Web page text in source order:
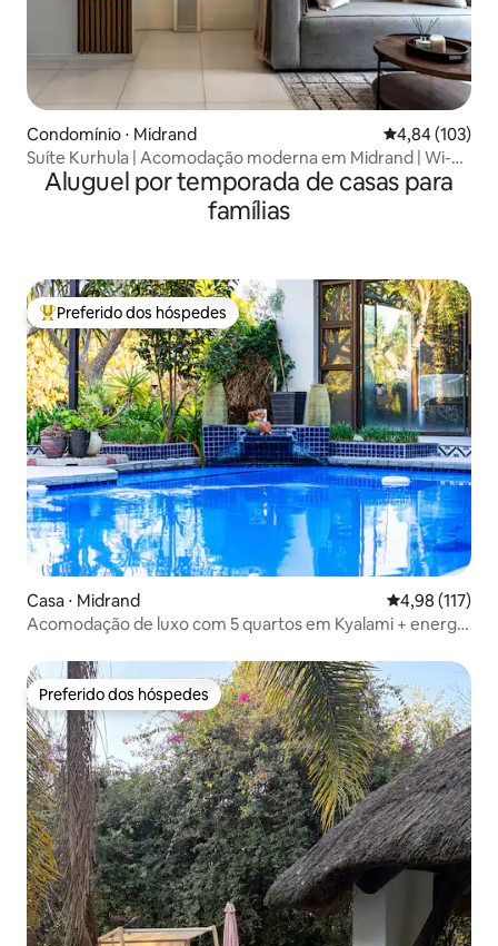
Condomínio ⋅ Midrand 4,84 de uma
4,84 (103)
Suíte Kurhula | Acomodação moderna em Midrand | Wi-Fi
rápido
Aluguel por temporada de casas para
famílias
Entre os melhores preferidos dos hóspedes
Preferido dos hóspedes
Casa ⋅ Midrand 4,98 de uma
4,98 (117)
Acomodação de luxo com 5 quartos em Kyalami + energia
Preferido dos hóspedes
Preferido dos hóspedes